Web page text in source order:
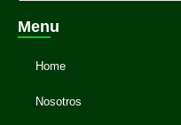
Menu
Home
Nosotros